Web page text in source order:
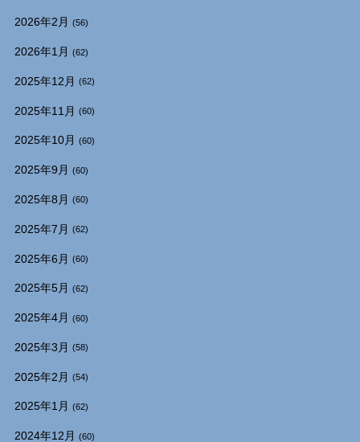
2026年2月 (56)
2026年1月 (62)
2025年12月 (62)
2025年11月 (60)
2025年10月 (60)
2025年9月 (60)
2025年8月 (60)
2025年7月 (62)
2025年6月 (60)
2025年5月 (62)
2025年4月 (60)
2025年3月 (58)
2025年2月 (54)
2025年1月 (62)
2024年12月 (60)